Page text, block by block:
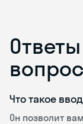
Что такое
Он позволит